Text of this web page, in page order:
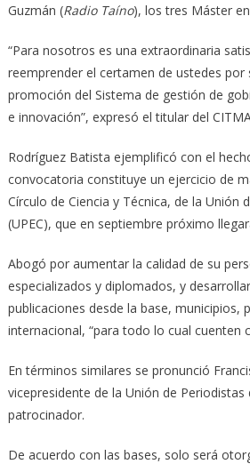
Guzmán (Radio Taíno), los tres Máster
“Para nosotros es una extraordinaria
reemprender el certamen de ustedes por
promoción del Sistema de gestión de
e innovación”, expresó el titular del
Rodríguez Batista ejemplificó con el
convocatoria constituye un ejercicio de
Círculo de Ciencia y Técnica, de la Unión
(UPEC), que en septiembre próximo
Abogó por aumentar la calidad de su
especializados y diplomados, y
publicaciones desde la base, municipios,
internacional, “para todo lo cual cuenten
En términos similares se pronunció
vicepresidente de la Unión de Periodistas
patrocinador.
De acuerdo con las bases, solo será